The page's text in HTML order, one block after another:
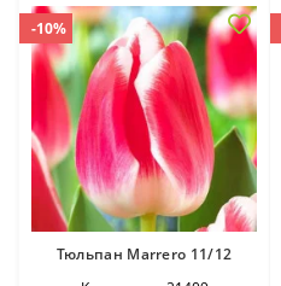
-10%
Тюльпан Marrero 11/12